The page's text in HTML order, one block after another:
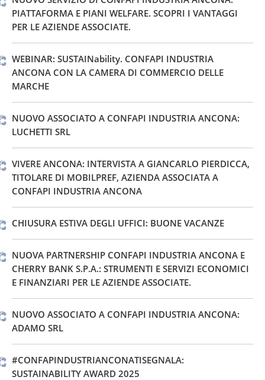
PIATTAFORMA E PIANI WELFARE. SCOPRI I VANTAGGI
PER LE AZIENDE ASSOCIATE.
WEBINAR: SUSTAINability. CONFAPI INDUSTRIA
ANCONA CON LA CAMERA DI COMMERCIO DELLE
MARCHE
NUOVO ASSOCIATO A CONFAPI INDUSTRIA ANCONA:
LUCHETTI SRL
VIVERE ANCONA: INTERVISTA A GIANCARLO PIERDICCA,
TITOLARE DI MOBILPREF, AZIENDA ASSOCIATA A
CONFAPI INDUSTRIA ANCONA
CHIUSURA ESTIVA DEGLI UFFICI: BUONE VACANZE
NUOVA PARTNERSHIP CONFAPI INDUSTRIA ANCONA E
CHERRY BANK S.P.A.: STRUMENTI E SERVIZI ECONOMICI
E FINANZIARI PER LE AZIENDE ASSOCIATE.
NUOVO ASSOCIATO A CONFAPI INDUSTRIA ANCONA:
ADAMO SRL
#CONFAPINDUSTRIANCONATISEGNALA:
SUSTAINABILITY AWARD 2025